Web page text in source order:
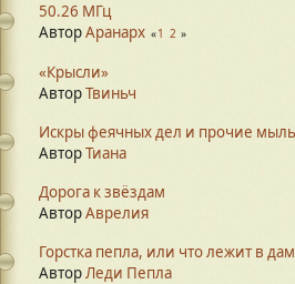
50.26 МГц
АвторАранарх 1 2
«Крысли»
АвторТвиньч
Искры феячных дел и прочие
АвторТиана
Дорога к звёздам
АвторАврелия
Горстка пепла, или что лежит в
АвторЛеди Пепла